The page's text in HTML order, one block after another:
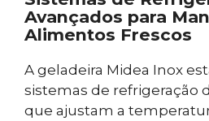
Avançados para
Alimentos Frescos
A geladeira Midea Inox
sistemas de refrigeração
que ajustam a